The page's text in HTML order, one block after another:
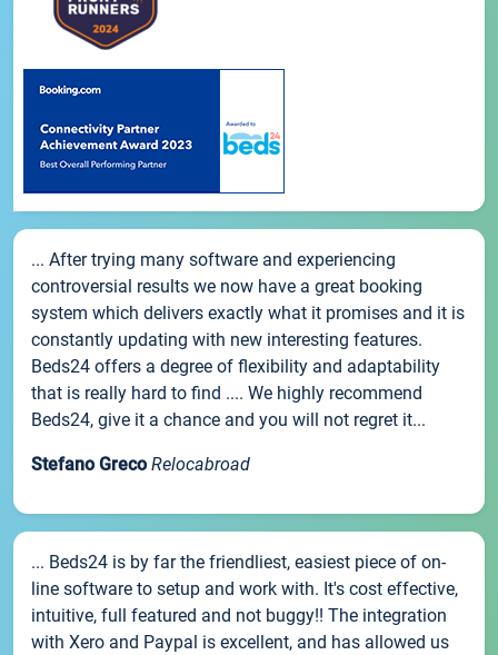
... After trying many software and experiencing
controversial results we now have a great booking
system which delivers exactly what it promises and it is
constantly updating with new interesting features.
Beds24 offers a degree of flexibility and adaptability
that is really hard to find .... We highly recommend
Beds24, give it a chance and you will not regret it...
Stefano Greco Relocabroad
... Beds24 is by far the friendliest, easiest piece of on-
line software to setup and work with. It's cost effective,
intuitive, full featured and not buggy!! The integration
with Xero and Paypal is excellent, and has allowed us